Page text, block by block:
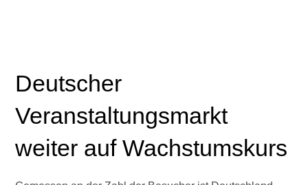
Deutscher
Veranstaltungsmarkt
weiter auf Wachstumskurs